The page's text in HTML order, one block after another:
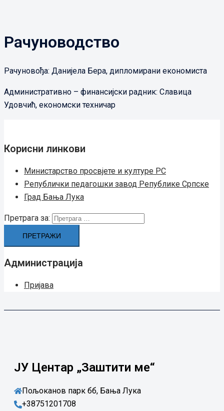
Рачуноводство
Рачуновођа: Данијела Бера, дипломирани економиста
Административно – финансијски радник: Славица
Удовчић, економски техничар
Корисни линкови
Министарство просвјете и културе РС
Републички педагошки завод Републике Српске
Град Бањa Лукa
Претрага за:
Администрација
Пријава
ЈУ Центар „Заштити ме“
Пољоканов парк бб, Бања Лука
+38751201708